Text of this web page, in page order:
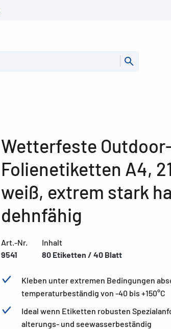
Wetterfeste
Folienetiketten A4,
weiß, extrem stark
dehnfähig
Art.-Nr.
9541
Inhalt
80 Etiketten / 40 Blatt
Kleben unter extremen Bedingungen
temperaturbeständig von -40 bis +150°C
Ideal wenn Etiketten robusten
alterungs- und seewasserbeständig